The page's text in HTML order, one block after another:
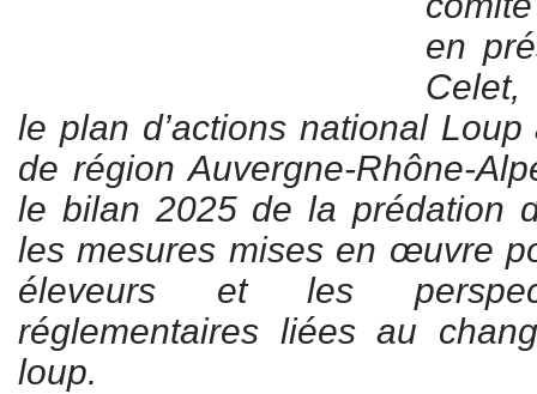
en
Celet,
le plan d’actions national
de région Auvergne-Rhône-
le bilan 2025 de la prédation
les mesures mises en œuvre
éleveurs et les
réglementaires liées au
loup.